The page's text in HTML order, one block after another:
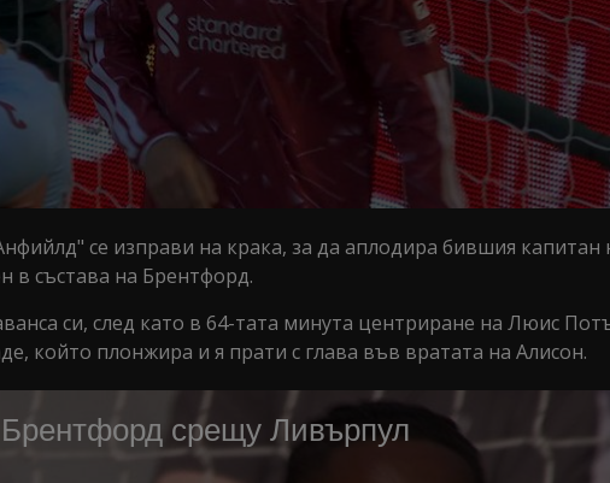
се изправи на крака, за да аплодира бившия капитан
в състава на Брентфорд.
си, след като в 64-тата минута центриране на Люис
който плонжира и я прати с глава във вратата на Алисон.